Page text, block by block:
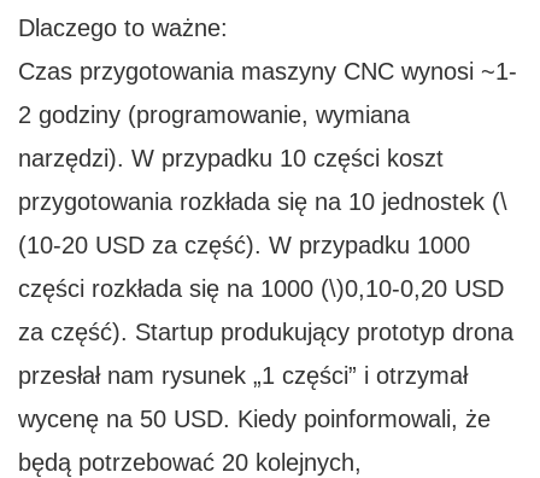
Dlaczego to ważne:
Czas przygotowania maszyny CNC wynosi ~1-
2 godziny (programowanie, wymiana
narzędzi). W przypadku 10 części koszt
przygotowania rozkłada się na 10 jednostek (\
(10-20 USD za część). W przypadku 1000
części rozkłada się na 1000 (\)0,10-0,20 USD
za część). Startup produkujący prototyp drona
przesłał nam rysunek „1 części” i otrzymał
wycenę na 50 USD. Kiedy poinformowali, że
będą potrzebować 20 kolejnych,